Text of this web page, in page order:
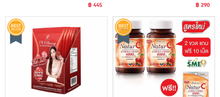
฿ 445 ฿ 290